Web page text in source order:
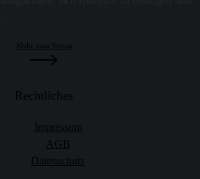
Mehr zum Verein
Rechtliches
Impressum
AGB
Datenschutz